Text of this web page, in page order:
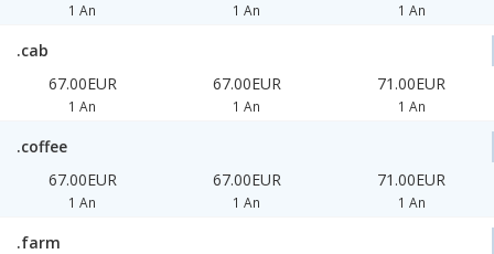
1 An 1 An 1 An
.cab
67.00EUR
1 An
67.00EUR
1 An
71.00EUR
1 An
.coffee
67.00EUR
1 An
67.00EUR
1 An
71.00EUR
1 An
.farm